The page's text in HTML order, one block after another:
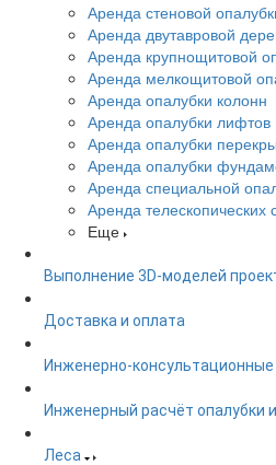
Аренда стеновой
Аренда двутавровой
Аренда крупнощитовой
Аренда мелкощитовой
Аренда опалубки колонн
Аренда опалубки лифтов
Аренда опалубки
Аренда опалубки
Аренда специальной
Аренда телескопических
Еще
Выполнение 3D-моделей
Доставка и оплата
Инженерно-консультационные
Инженерный расчёт опалубки
Леса